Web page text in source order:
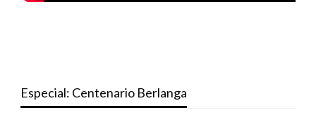
Especial: Centenario Berlanga